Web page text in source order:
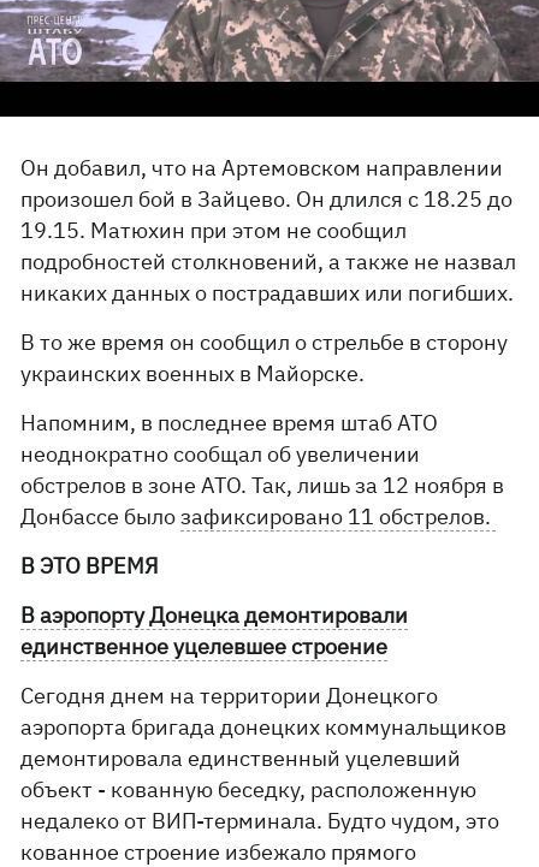
Он добавил, что на Артемовском направлении
произошел бой в Зайцево. Он длился с 18.25 до
19.15. Матюхин при этом не сообщил
подробностей столкновений, а также не назвал
никаких данных о пострадавших или погибших.
В то же время он сообщил о стрельбе в сторону
украинских военных в Майорске.
Напомним, в последнее время штаб АТО
неоднократно сообщал об увеличении
обстрелов в зоне АТО. Так, лишь за 12 ноября в
Донбассе былозафиксировано 11 обстрелов.
В ЭТО ВРЕМЯ
В аэропорту Донецка демонтировали
единственное уцелевшее строение
Сегодня днем на территории Донецкого
аэропорта бригада донецких коммунальщиков
демонтировала единственный уцелевший
объект - кованную беседку, расположенную
недалеко от ВИП-терминала. Будто чудом, это
кованное строение избежало прямого